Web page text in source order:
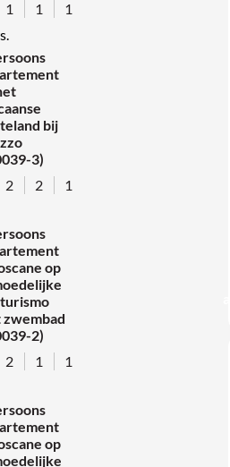
1 1 1
bij
3)
2 2 1
op
zwembad
2)
2 1 1
op